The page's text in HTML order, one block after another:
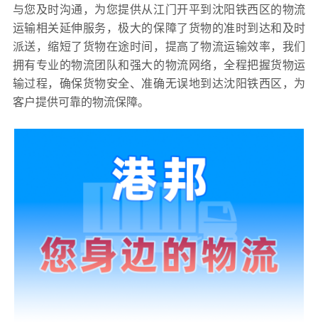
与您及时沟通，为您提供从江门开平到沈阳铁西区的物流
运输相关延伸服务，极大的保障了货物的准时到达和及时
派送，缩短了货物在途时间，提高了物流运输效率，我们
拥有专业的物流团队和强大的物流网络，全程把握货物运
输过程，确保货物安全、准确无误地到达沈阳铁西区，为
客户提供可靠的物流保障。